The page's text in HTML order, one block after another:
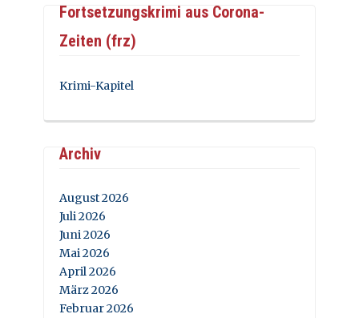
Fortsetzungskrimi aus Corona-
Zeiten (frz)
Krimi-Kapitel
Archiv
August 2026
Juli 2026
Juni 2026
Mai 2026
April 2026
März 2026
Februar 2026